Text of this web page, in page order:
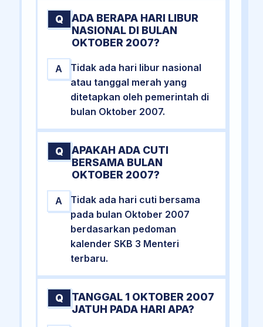
Q
ADA BERAPA HARI LIBUR
NASIONAL DI BULAN
OKTOBER 2007?
A
Tidak ada hari libur nasional
atau tanggal merah yang
ditetapkan oleh pemerintah di
bulan Oktober 2007.
Q
APAKAH ADA CUTI
BERSAMA BULAN
OKTOBER 2007?
A
Tidak ada hari cuti bersama
pada bulan Oktober 2007
berdasarkan pedoman
kalender SKB 3 Menteri
terbaru.
Q
TANGGAL 1 OKTOBER 2007
JATUH PADA HARI APA?